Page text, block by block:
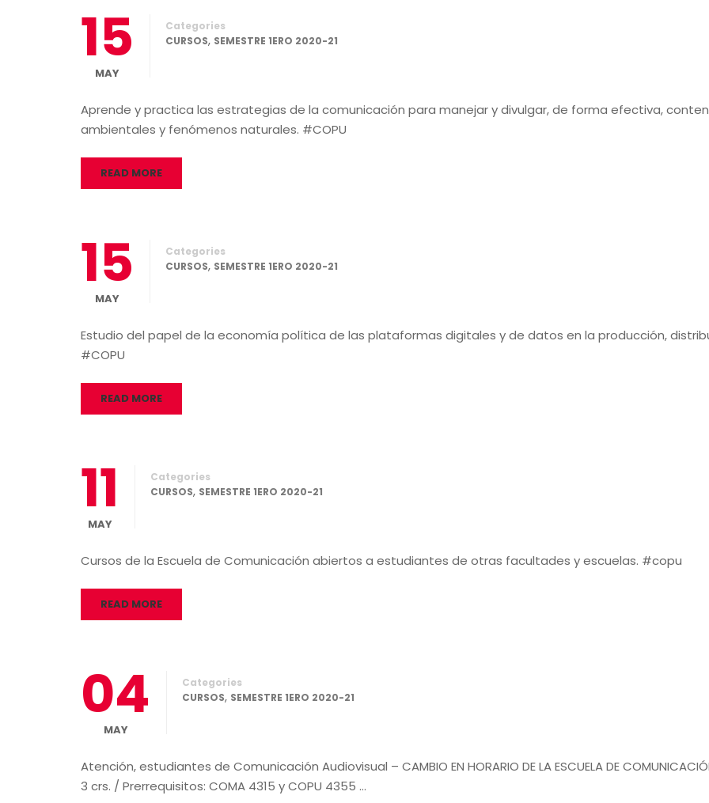
15
MAY
Categories
CURSOS, SEMESTRE 1ERO 2020-21
Aprende y practica las estrategias de la comunicación para manejar y divulgar, de forma efectiva,
ambientales y fenómenos naturales. #COPU
READ MORE
15
MAY
Categories
CURSOS, SEMESTRE 1ERO 2020-21
Estudio del papel de la economía política de las plataformas digitales y de datos en la producción,
#COPU
READ MORE
11
MAY
Categories
CURSOS, SEMESTRE 1ERO 2020-21
Cursos de la Escuela de Comunicación abiertos a estudiantes de otras facultades y escuelas. #copu
READ MORE
04
MAY
Categories
CURSOS, SEMESTRE 1ERO 2020-21
Atención, estudiantes de Comunicación Audiovisual – CAMBIO EN HORARIO DE LA ESCUELA DE
3 crs. / Prerrequisitos: COMA 4315 y COPU 4355 …